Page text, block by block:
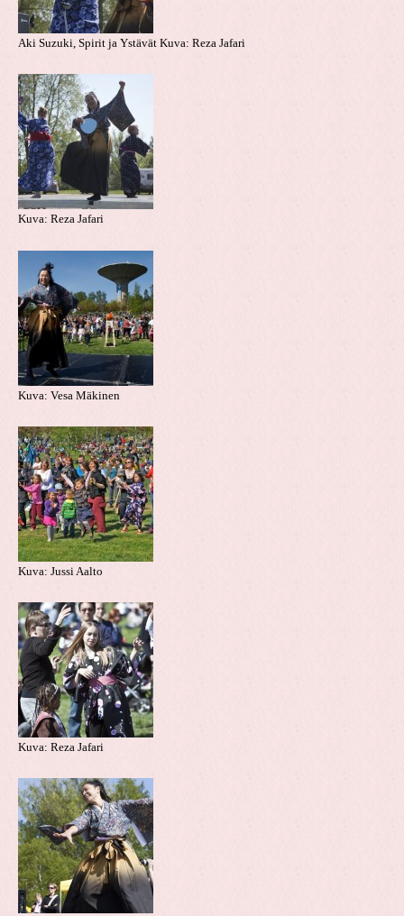
Aki Suzuki, Spirit ja Ystävät Kuva: Reza Jafari
Kuva: Reza Jafari
Kuva: Vesa Mäkinen
Kuva: Jussi Aalto
Kuva: Reza Jafari